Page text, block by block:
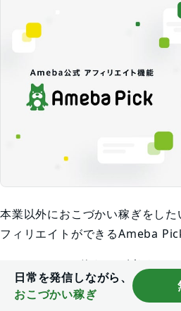
本業以外におこづかい稼ぎをし
フィリエイトができるAmeba
Ameba Pickを使うと、以下の3
載できます。
日常を発信しながら、
おこづかい稼ぎ